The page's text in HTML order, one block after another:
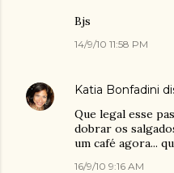
Bjs
14/9/10 11:58 PM
Katia Bonfadini
Que legal esse
dobrar os
um café agora...
16/9/10 9:16 AM